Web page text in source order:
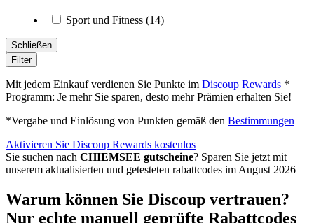
Sport und Fitness (14)
Schließen
Filter
Mit jedem Einkauf verdienen Sie Punkte im Discoup Rewards *
Programm: Je mehr Sie sparen, desto mehr Prämien erhalten Sie!
*Vergabe und Einlösung von Punkten gemäß den Bestimmungen
Aktivieren Sie Discoup Rewards kostenlos
Sie suchen nach CHIEMSEE gutscheine? Sparen Sie jetzt mit
unserem aktualisierten und getesteten rabattcodes im August 2026
Warum können Sie Discoup vertrauen?
Nur echte manuell geprüfte Rabattcodes